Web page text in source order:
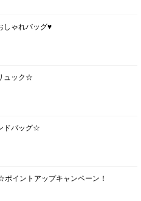
しゃれバッグ♥
ュック☆
ドバッグ☆
イントアップキャンペーン！